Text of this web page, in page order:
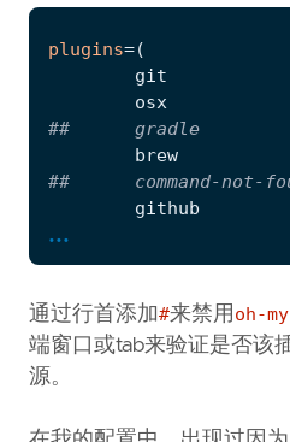
plugins=(
##      gradle
##      command-not-
#       gnu-utils
##      mvn
#       screen
...
通过行首添加#来禁用 oh-
端窗口或tab来验证是否该
源。